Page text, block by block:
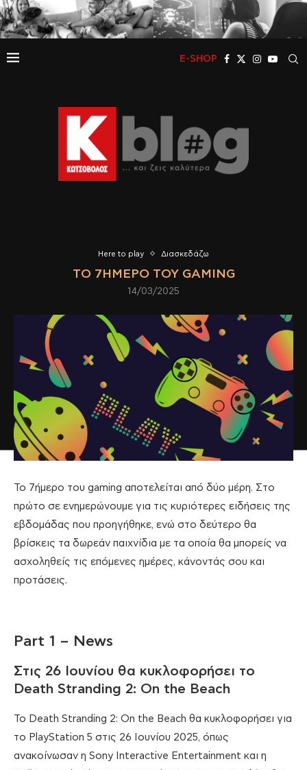
E-SHOP
Here to play Διασκεδάζω
ΤΟ 7ΉΜΕΡΟ ΤΟΥ GAMING
14/03/2025
Το 7ήμερο του gaming αποτελείται από δύο μέρη. Στο
πρώτο σε ενημερώνουμε για τις κυριότερες ειδήσεις της
εβδομάδας που προηγήθηκε, ενώ στο δεύτερο θα
βρίσκεις τα δωρεάν παιχνίδια με τα οποία θα μπορείς να
ασχοληθείς τις επόμενες ημέρες, κάνοντάς σου και
προτάσεις.
Part 1 – News
Στις 26 Ιουνίου θα κυκλοφορήσει το
Death Stranding 2: On the Beach
Το Death Stranding 2: On the Beach θα κυκλοφορήσει για
το PlayStation 5 στις 26 Ιουνίου 2025, όπως
ανακοίνωσαν η Sony Interactive Entertainment και η